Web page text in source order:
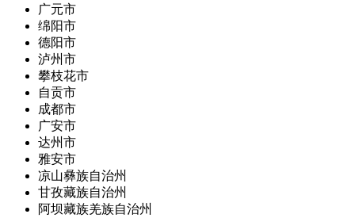
广元市
绵阳市
德阳市
泸州市
攀枝花市
自贡市
成都市
广安市
达州市
雅安市
凉山彝族自治州
甘孜藏族自治州
阿坝藏族羌族自治州